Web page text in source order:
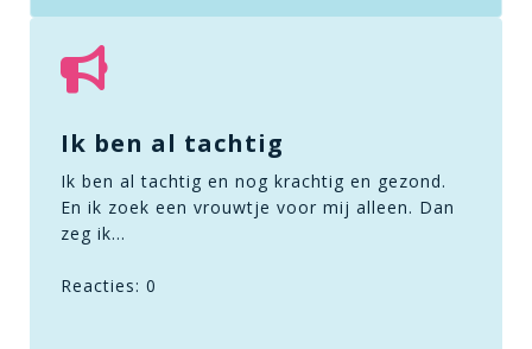
Ik ben al tachtig
Ik ben al tachtig en nog krachtig en gezond.
En ik zoek een vrouwtje voor mij alleen. Dan
zeg ik…
Reacties: 0